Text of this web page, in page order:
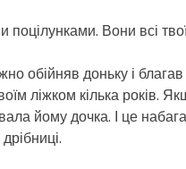
Вони всі
обійняв доньку і
ліжком кілька років.
йому дочка. І це